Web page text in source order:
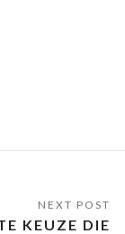
KEUZE DIE